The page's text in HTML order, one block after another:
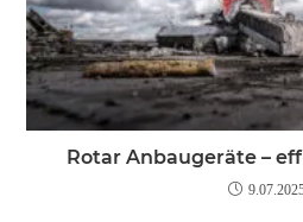
Rotar Anbaugeräte –